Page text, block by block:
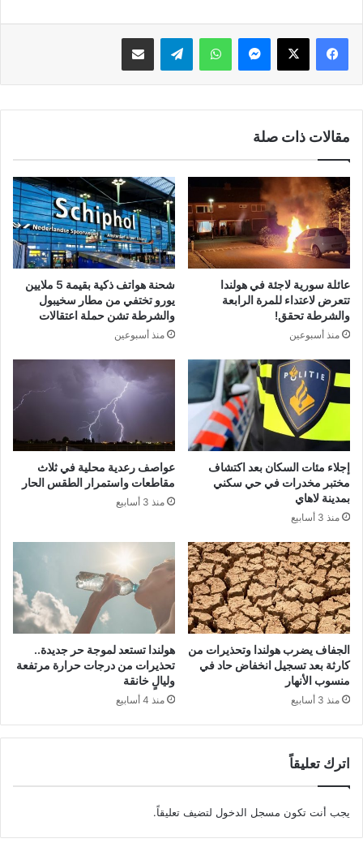
فيسبوك ‫X ماسنجر واتساب تيلقرام مشاركة عبر البريد
مقالات ذات صلة
عائلة سورية لاجئة في هولندا
تتعرض لاعتداء للمرة الرابعة
والشرطة تحقق!
منذ أسبوعين
شحنة هواتف ذكية بقيمة 5 ملايين
يورو تختفي من مطار سخيبول
والشرطة تشن حملة اعتقالات
منذ أسبوعين
إجلاء مئات السكان بعد اكتشاف
مختبر مخدرات في حي سكني
بمدينة لاهاي
منذ 3 أسابيع
عواصف رعدية محلية في ثلاث
مقاطعات واستمرار الطقس الحار
منذ 3 أسابيع
الجفاف يضرب هولندا وتحذيرات من
كارثة بعد تسجيل انخفاض حاد في
منسوب الأنهار
منذ 3 أسابيع
هولندا تستعد لموجة حر جديدة..
تحذيرات من درجات حرارة مرتفعة
وليالٍ خانقة
منذ 4 أسابيع
اترك تعليقاً
يجب أنت تكون مسجل الدخول لتضيف تعليقاً.